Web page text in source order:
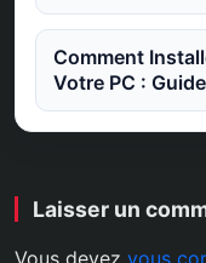
Comment
Votre PC :
Laisser un
Vous devez vous